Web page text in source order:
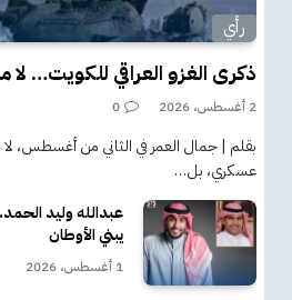
رأي
ذكرى الغزو العراقي للكويت…
2 أغسطس، 2026 0
بقلم | جمال العمر في الثاني من أغسطس،
عسكري، بل…
عبدالله وليد
يبني الأوطان
1 أغسطس، 2026